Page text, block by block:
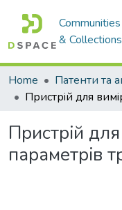
Communities
& Collections
Home
Пристрiй
параметрiв